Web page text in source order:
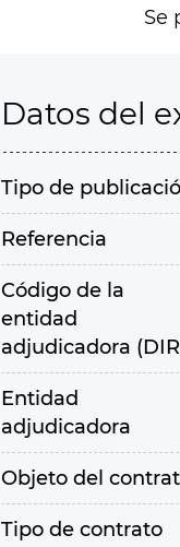
Se
Datos del
Tipo de
Referencia
Código de la
entidad
adjudicadora
Entidad
adjudicadora
Objeto del
Tipo de contrato